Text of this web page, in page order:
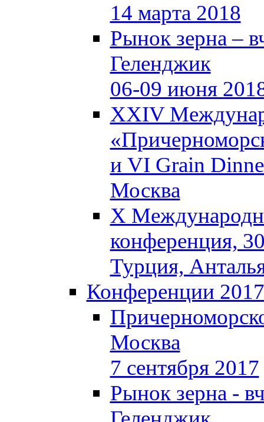
14 марта 2018
Рынок зерна –
Геленджик
06-09 июня
XXIV
и VI Grain
Москва
X
конференция,
Турция,
Конференции 2017
Москва
7 сентября 2017
Рынок зерна -